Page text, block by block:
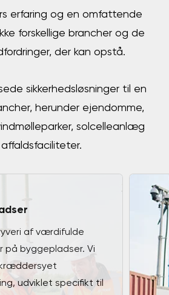
erfaring og en omfattende
forskellige brancher og de
der kan opstå.
sikkerhedsløsninger til en
herunder ejendomme,
solcelleanlæg
af værdifulde
på byggepladser. Vi
udviklet specifikt til